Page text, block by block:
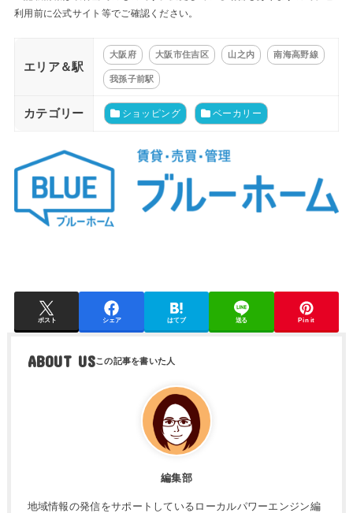
利用前に公式サイト等でご確認ください。
エリア＆駅
大阪府 大阪市住吉区 山之内 南海高野線
我孫子前駅
カテゴリー ショッピング ベーカリー
ポスト シェア はてブ 送る Pin it
ABOUT US
編集部
地域情報の発信をサポートしているローカルパワーエンジン編